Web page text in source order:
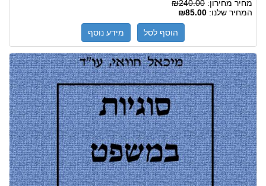
מחיר מחירון: ₪240.00
המחיר שלנו: ₪85.00
הוסף לסל מידע נוסף